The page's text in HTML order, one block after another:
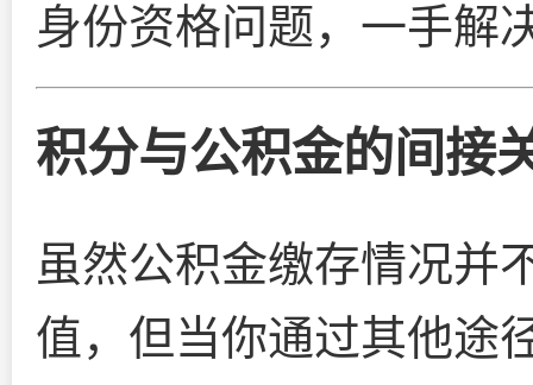
身份资格问题，一手解
积分与公积金的间接
虽然公积金缴存情况并
值，但当你通过其他途